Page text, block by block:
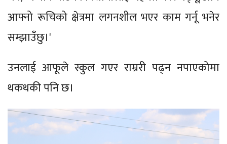
आफ्नो रूचिको क्षेत्रमा लगनशील भएर काम गर्नू भनेर
सम्झाउँछु।'
उनलाई आफूले स्कुल गएर राम्ररी पढ्न नपाएकोमा
थकथकी पनि छ।